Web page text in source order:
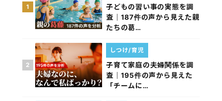
1
子どもの習い事の実態を調
査｜187件の声から見えた親
たちの葛…
2
子育て家庭の夫婦関係を調
査｜195件の声から見えた
「チームに…
しつけ/育児